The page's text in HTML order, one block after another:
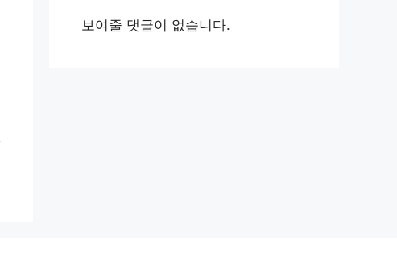
보여줄 댓글이 없습니다.